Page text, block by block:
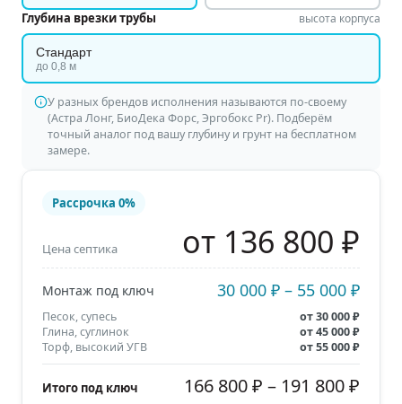
Глубина врезки трубы высота корпуса
Стандарт
до 0,8 м
У разных брендов исполнения называются по-своему
(Астра Лонг, БиоДека Форс, Эргобокс Pr). Подберём
точный аналог под вашу глубину и грунт на бесплатном
замере.
Рассрочка 0%
Цена септика от 136 800 ₽
Монтаж под ключ 30 000 ₽ – 55 000 ₽
Песок, супесь от30 000 ₽
Глина, суглинок
от45 000 ₽
Торф, высокий УГВ
от55 000 ₽
Итого под ключ 166 800 ₽ – 191 800 ₽